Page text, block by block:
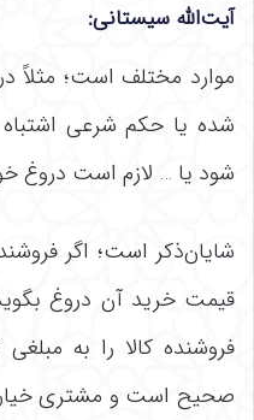
آیت‌الله سیستانی:
موارد مختلف است؛ مثلاً
شده یا حکم شرعی
شود یا … لازم است دروغ
شایان‌ذکر است؛ اگر
قیمت خرید آن دروغ
فروشنده کالا را به
صحیح است و مشتری خیار